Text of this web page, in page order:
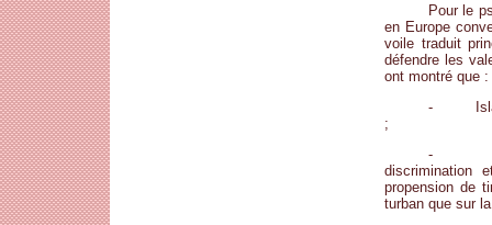
Pour le
en Europe
voile traduit
défendre les
ont montré que :
-
;
-
discrimination
propension de
turban que sur